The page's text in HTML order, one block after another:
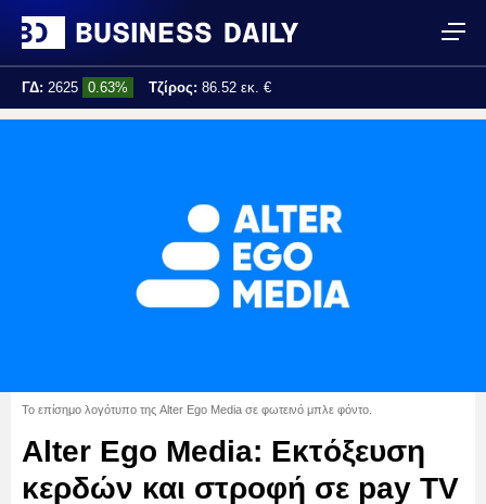
ΓΔ: 2625 0.63% Τζίρος: 86.52 εκ. €
Το επίσημο λογότυπο της Alter Ego Media σε φωτεινό μπλε φόντο.
Alter Ego Media: Eκτόξευση
κερδών και στροφή σε pay TV